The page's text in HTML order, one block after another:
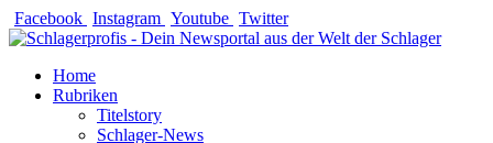
Zum
Inhalt
Facebook Instagram Youtube Twitter
Home
Rubriken
Titelstory
Schlager-News